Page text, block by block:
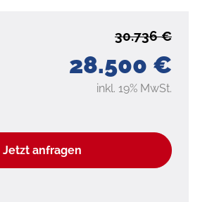
28.500 €
30.736 €
inkl. 19% MwSt.
Jetzt anfragen